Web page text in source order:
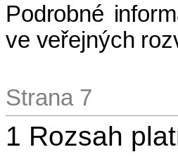
Podrobné
ve veřejných
Strana 7
1 Rozsah